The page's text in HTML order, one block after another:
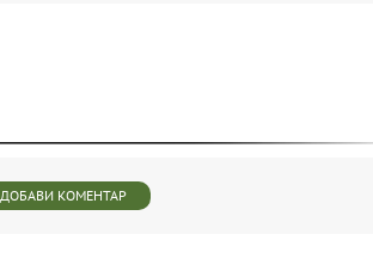
ДОБАВИ КОМЕНТАР